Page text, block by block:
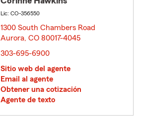
Lic: CO-356550
1300 South Chambers Road
Aurora, CO 80017-4045
303-695-6900
Sitio web del agente
Email al agente
Obtener una cotización
Agente de texto